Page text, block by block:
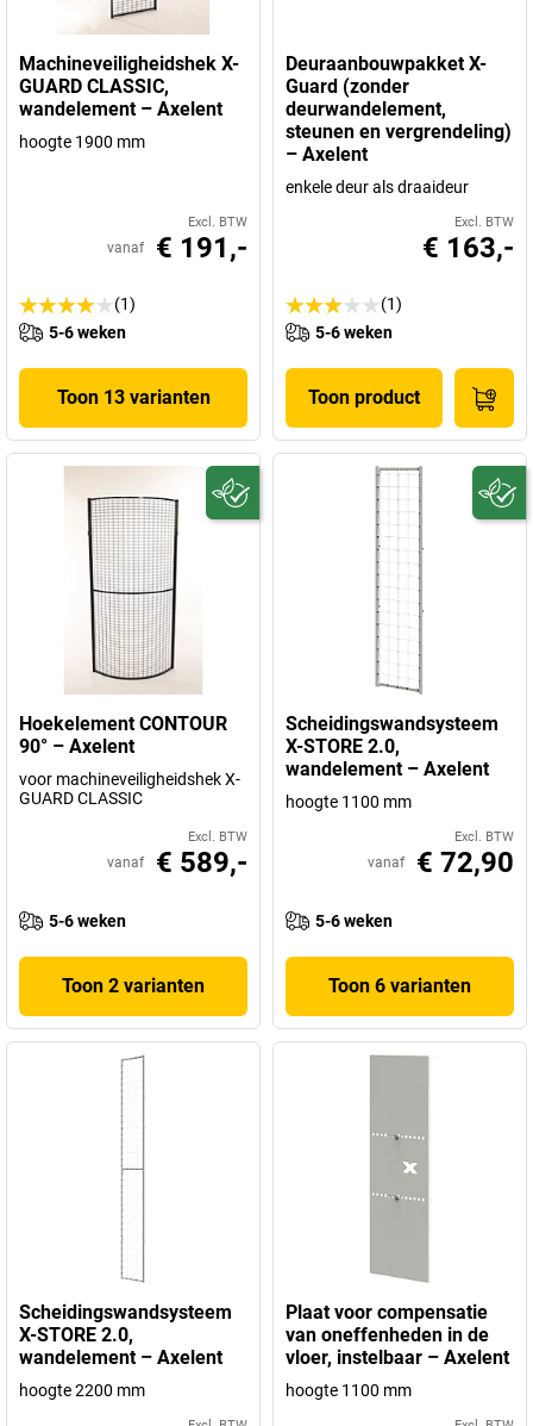
Machineveiligheidshek X-
GUARD CLASSIC,
wandelement – Axelent
hoogte 1900 mm
Excl. BTW
vanaf € 191,-
(1)
5-6 weken
Toon 13 varianten
Deuraanbouwpakket X-
Guard (zonder
deurwandelement,
steunen en vergrendeling)
– Axelent
enkele deur als draaideur
Excl. BTW
€ 163,-
(1)
5-6 weken
Toon product
Hoekelement CONTOUR
90° – Axelent
voor machineveiligheidshek X-
GUARD CLASSIC
Excl. BTW
vanaf € 589,-
5-6 weken
Toon 2 varianten
Scheidingswandsysteem
X-STORE 2.0,
wandelement – Axelent
hoogte 1100 mm
Excl. BTW
vanaf € 72,90
5-6 weken
Toon 6 varianten
Scheidingswandsysteem
X-STORE 2.0,
wandelement – Axelent
hoogte 2200 mm
Plaat voor compensatie
van oneffenheden in de
vloer, instelbaar – Axelent
hoogte 1100 mm